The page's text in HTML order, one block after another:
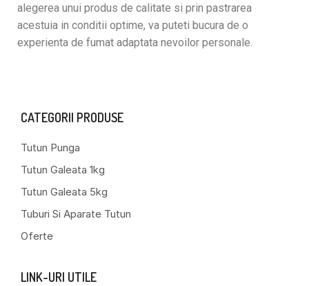
alegerea unui produs de calitate si prin pastrarea
acestuia in conditii optime, va puteti bucura de o
experienta de fumat adaptata nevoilor personale.
CATEGORII PRODUSE
Tutun Punga
Tutun Galeata 1kg
Tutun Galeata 5kg
Tuburi Si Aparate Tutun
Oferte
LINK-URI UTILE